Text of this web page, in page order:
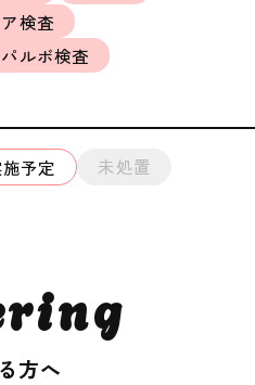
検査
パルボ検査
予定 未処置
方へ